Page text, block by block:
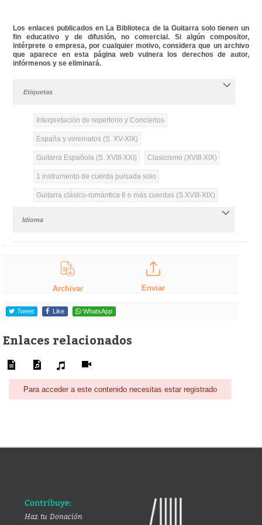
Los enlaces publicados en La Biblioteca de la Guitarra solo tienen un
fin educativo y de difusión, no comercial. Si algún compositor,
intérprete o empresa, por cualquier motivo, considera que un archivo
que aparece en esta página web vulnera los derechos de autor,
infórmenos y se eliminará.
Etiquetas
Interpretación de repertorio y Conciertos
España y virreinatos (S. XV-XIX)
Guitarra Española (S. XVIII-XXI) Clasicismo (XVIII-XIX)
1 instrumento de cuerda pulsada solo
Guitarra clásico-romántica 6 o más cuerdas (S.XVIII-XIX)
Idioma
Archivar Enviar
Tweet Like WhatsApp
Enlaces relacionados
Para acceder a este contenido necesitas estar registrado
Contribuye:
Haz tu Donación